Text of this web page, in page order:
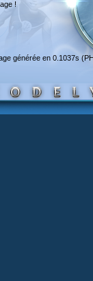
!
générée en 0.1037s